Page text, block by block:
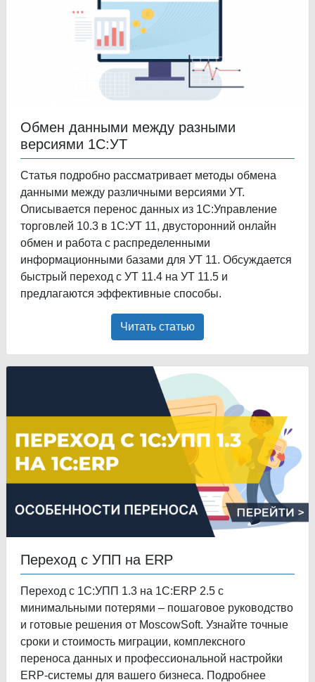
Обмен данными между разными
версиями 1С:УТ
Статья подробно рассматривает методы обмена
данными между различными версиями УТ.
Описывается перенос данных из 1С:Управление
торговлей 10.3 в 1С:УТ 11, двусторонний онлайн
обмен и работа с распределенными
информационными базами для УТ 11. Обсуждается
быстрый переход с УТ 11.4 на УТ 11.5 и
предлагаются эффективные способы.
Читать статью
Переход с УПП на ERP
Переход с 1С:УПП 1.3 на 1С:ERP 2.5 с
минимальными потерями – пошаговое руководство
и готовые решения от MoscowSoft. Узнайте точные
сроки и стоимость миграции, комплексного
переноса данных и профессиональной настройки
ERP-системы для вашего бизнеса. Подробнее